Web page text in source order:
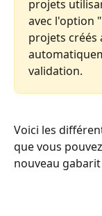
projets
avec l'option
projets créés
validation.
Voici les
que vous
nouveau